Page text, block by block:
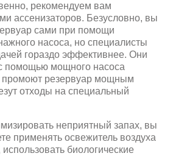
рекомендуем вам
ассенизаторов. Безусловно, вы
сами при помощи
насоса, но специалисты
гораздо эффективнее. Они
помощью мощного насоса
промоют резервуар мощным
отходы на специальный
неприятный запах, вы
применять освежитель воздуха
биологические